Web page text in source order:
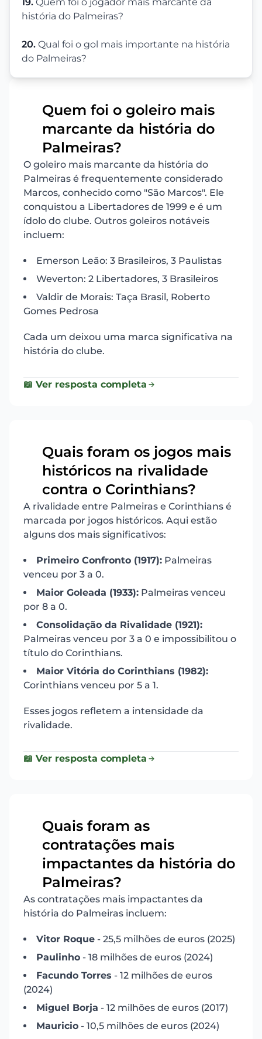
história do Palmeiras?
20. Qual foi o gol mais importante na história
do Palmeiras?
Quem foi o goleiro mais
marcante da história do
Palmeiras?
O goleiro mais marcante da história do
Palmeiras é frequentemente considerado
Marcos, conhecido como "São Marcos". Ele
conquistou a Libertadores de 1999 e é um
ídolo do clube. Outros goleiros notáveis
incluem:
Emerson Leão: 3 Brasileiros, 3 Paulistas
Weverton: 2 Libertadores, 3 Brasileiros
Valdir de Morais: Taça Brasil, Roberto
Gomes Pedrosa
Cada um deixou uma marca significativa na
história do clube.
📖 Ver resposta completa
Quais foram os jogos mais
históricos na rivalidade
contra o Corinthians?
A rivalidade entre Palmeiras e Corinthians é
marcada por jogos históricos. Aqui estão
alguns dos mais significativos:
Primeiro Confronto (1917): Palmeiras
venceu por 3 a 0.
Maior Goleada (1933): Palmeiras venceu
por 8 a 0.
Consolidação da Rivalidade (1921):
Palmeiras venceu por 3 a 0 e impossibilitou o
título do Corinthians.
Maior Vitória do Corinthians (1982):
Corinthians venceu por 5 a 1.
Esses jogos refletem a intensidade da
rivalidade.
📖 Ver resposta completa
Quais foram as
contratações mais
impactantes da história do
Palmeiras?
As contratações mais impactantes da
história do Palmeiras incluem:
Vitor Roque - 25,5 milhões de euros (2025)
Paulinho - 18 milhões de euros (2024)
Facundo Torres - 12 milhões de euros
(2024)
Miguel Borja - 12 milhões de euros (2017)
Mauricio - 10,5 milhões de euros (2024)